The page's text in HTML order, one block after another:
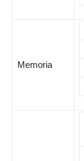
Memoria